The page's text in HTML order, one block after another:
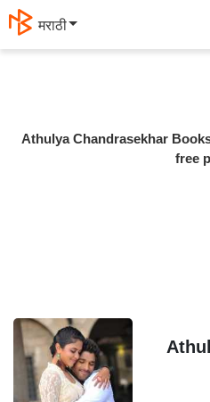
मराठी
Athulya Chandrasekhar
free